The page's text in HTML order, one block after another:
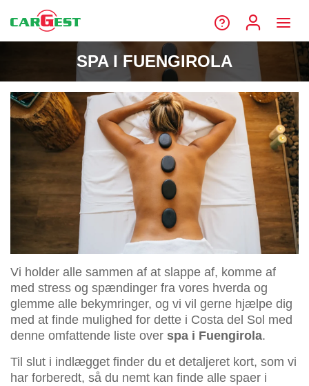
SPA I FUENGIROLA
Vi holder alle sammen af at slappe af, komme af
med stress og spændinger fra vores hverda og
glemme alle bekymringer, og vi vil gerne hjælpe dig
med at finde mulighed for dette i Costa del Sol med
denne omfattende liste over spa i Fuengirola.
Til slut i indlægget finder du et detaljeret kort, som vi
har forberedt, så du nemt kan finde alle spaer i